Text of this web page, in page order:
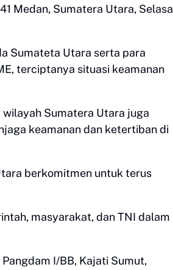
Medan, Sumatera Utara, Selasa
Sumateta Utara serta para
terciptanya situasi keamanan
Sumatera Utara juga
keamanan dan ketertiban di
berkomitmen untuk terus
masyarakat, dan TNI dalam
I/BB, Kajati Sumut,